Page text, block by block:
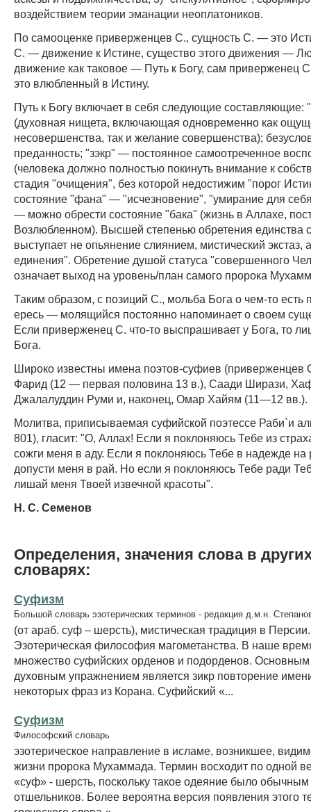
воздействием теории эманации неоплатоников.
По самооценке приверженцев С., сущность С. — это
С. — движение к Истине, существо этого движения —
движение как таковое — Путь к Богу, сам
это влюбленный в Истину.
Путь к Богу включает в себя следующие составляющие:
(духовная нищета, включающая одновременно как
несовершенства, так и желание совершенства);
преданность; "зэкр" — постоянное самоотреченное
(человека должно полностью покинуть внимание к
стадия "очищения", без которой недостижим "порог
состояние "фана" — "исчезновение", "умирание для
— можно обрести состояние "бака" (жизнь в Аллахе,
Возлюбленном). Высшей степенью обретения единства
выступает не опьянение слиянием, мистический экстаз,
единения". Обретение душой статуса "совершенного
означает выход на уровень/план самого пророка
Таким образом, с позиций С., мольба Бога о чем-то есть
ересь — молящийся постоянно напоминает о своем
Если приверженец С. что-то выспрашивает у Бога, то
Бога.
Широко известны имена поэтов-суфиев (приверженцев
Фарид (12 — первая половина 13 в.), Саади Ширази,
Джалалуддин Руми и, наконец, Омар Хайям (11—12 вв.).
Молитва, приписываемая суфийской поэтессе Раби`и
801), гласит: "О, Аллах! Если я поклоняюсь Тебе из
сожги меня в аду. Если я поклоняюсь Тебе в надежде на
допусти меня в рай. Но если я поклоняюсь Тебе ради
лишай меня Твоей извечной красоты".
Н. С. Семенов
Определения, значения слова в
словарях:
Суфизм
Большой словарь эзотерических терминов - редакция д.м.н.
(от араб. суф – шерсть), мистическая традиция в Персии.
Эзотерическая философия магометанства. В наше
множество суфийских орденов и подорденов.
духовным упражнением является зикр повторение
некоторых фраз из Корана. Суфийский «...
Суфизм
Философский словарь
эзотерическое направление в исламе, возникшее,
жизни пророка Мухаммада. Термин восходит по одной
«суф» - шерсть, поскольку такое одеяние было обычным
отшельников. Более вероятна версия появления этого